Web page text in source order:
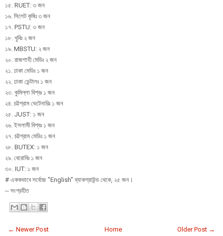
১৫. RUET: ৩ জন
১৬. সিলেট কৃষিঃ ৩ জন
১৭. PSTU: ৩ জন
১৮. খুবিঃ ২ জন
১৯. MBSTU: ২ জন
২০. রাজশাহী মেডিঃ ২ জন
২১. ঢাকা মেডিঃ ১ জন
২২. ঢাকা ডেন্টালঃ ১ জন
২৩. কুমিল্লা বিশ্বঃ ১ জন
২৪. চট্টগ্রাম ভেটেনারিঃ ১ জন
২৫. JUST: ১ জন
২৬. ইসলামী বিশ্বঃ ১ জন
২৭. চট্টগ্রাম মেডিঃ ১ জন
২৮. BUTEX: ১ জন
২৯. বেরোবিঃ ১ জন
৩০. IUT: ১ জন
# এককভাবে সর্বোচ্চ "English" ব্যাকগ্রাউন্ড থেকে, ২৫ জন।
-- সংগ্রহীত
← Newer Post Older Post →
Home